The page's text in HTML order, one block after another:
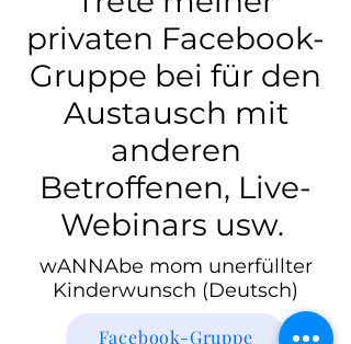
privaten Facebook-
Gruppe bei für den
Austausch mit
anderen
Betroffenen, Live-
Webinars usw.
wANNAbe mom unerfüllter
Kinderwunsch (Deutsch)
Facebook-Gruppe